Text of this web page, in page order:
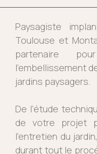
Paysagiste
Toulouse et
partenaire
l’embellissement
jardins paysagers.
De l’étude
de votre projet
l’entretien du
durant tout le